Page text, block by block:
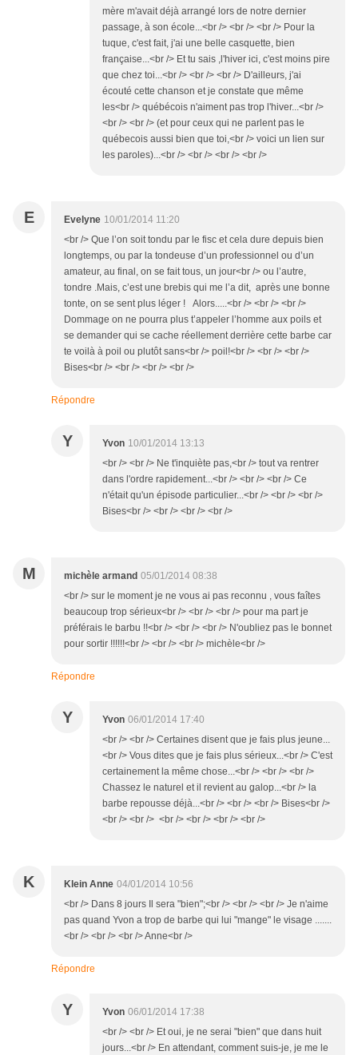
mère m'avait déjà arrangé lors de notre dernier
passage, à son école...<br /> <br /> <br /> Pour la
tuque, c'est fait, j'ai une belle casquette, bien
française...<br /> Et tu sais ,l'hiver ici, c'est moins pire
que chez toi...<br /> <br /> <br /> D'ailleurs, j'ai
écouté cette chanson et je constate que même
les<br /> québécois n'aiment pas trop l'hiver...<br />
<br /> <br /> (et pour ceux qui ne parlent pas le
québecois aussi bien que toi,<br /> voici un lien sur
les paroles)...<br /> <br /> <br /> <br />
E Evelyne 10/01/2014 11:20
<br /> Que l’on soit tondu par le fisc et cela dure depuis bien
longtemps, ou par la tondeuse d’un professionnel ou d’un
amateur, au final, on se fait tous, un jour<br /> ou l’autre,
tondre .Mais, c’est une brebis qui me l’a dit, après une bonne
tonte, on se sent plus léger ! Alors.....<br /> <br /> <br />
Dommage on ne pourra plus t’appeler l’homme aux poils et
se demander qui se cache réellement derrière cette barbe car
te voilà à poil ou plutôt sans<br /> poil!<br /> <br /> <br />
Bises<br /> <br /> <br /> <br />
Répondre
Y Yvon 10/01/2014 13:13
<br /> <br /> Ne t'inquiète pas,<br /> tout va rentrer
dans l'ordre rapidement...<br /> <br /> <br /> Ce
n'était qu'un épisode particulier...<br /> <br /> <br />
Bises<br /> <br /> <br /> <br />
M michèle armand 05/01/2014 08:38
<br /> sur le moment je ne vous ai pas reconnu , vous faîtes
beaucoup trop sérieux<br /> <br /> <br /> pour ma part je
préférais le barbu !!<br /> <br /> <br /> N'oubliez pas le bonnet
pour sortir !!!!!!<br /> <br /> <br /> michèle<br />
Répondre
Y Yvon 06/01/2014 17:40
<br /> <br /> Certaines disent que je fais plus jeune...
<br /> Vous dites que je fais plus sérieux...<br /> C'est
certainement la même chose...<br /> <br /> <br />
Chassez le naturel et il revient au galop...<br /> la
barbe repousse déjà...<br /> <br /> <br /> Bises<br />
<br /> <br /> <br /> <br /> <br /> <br />
K Klein Anne 04/01/2014 10:56
<br /> Dans 8 jours Il sera "bien";<br /> <br /> <br /> Je n'aime
pas quand Yvon a trop de barbe qui lui "mange" le visage .......
<br /> <br /> <br /> Anne<br />
Répondre
Y Yvon 06/01/2014 17:38
<br /> <br /> Et oui, je ne serai "bien" que dans huit
jours...<br /> En attendant, comment suis-je, je me le